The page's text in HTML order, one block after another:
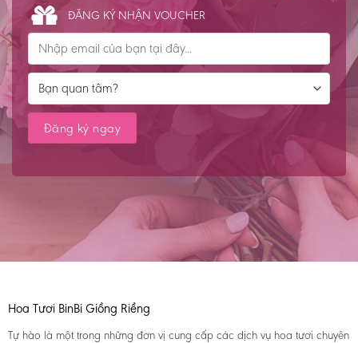
ĐĂNG KÝ NHẬN VOUCHER
Hoa Tươi BinBi Giồng Riềng
Tự hào là một trong những đơn vị cung cấp các dịch vụ hoa tươi chuyên